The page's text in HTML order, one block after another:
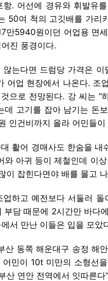
. 어선에 경유와 휘발유
50여 척의 고깃배를 가리
만5940원이던 어업용 면
진 풍경이다.
않는다면 드럼당 가격은
어업 현장에서 나온다. 조
으로 전망된다. 강 씨는 “
데 고기를 잡아 남기는 돈
인건비까지 올라 어민들
활어 경매사도 한숨을 내
와 아귀 등이 제철인데 이
이 잡힌다면야 배를 몰고
업하고 예전보다 서둘러
부담 때문에 2시간만 바다
서 만난 이들은 입을 모았
산 동쪽 해운대구 송정 해
민이 10t 미만의 소형선
산 연안 전역에서 잇따른다